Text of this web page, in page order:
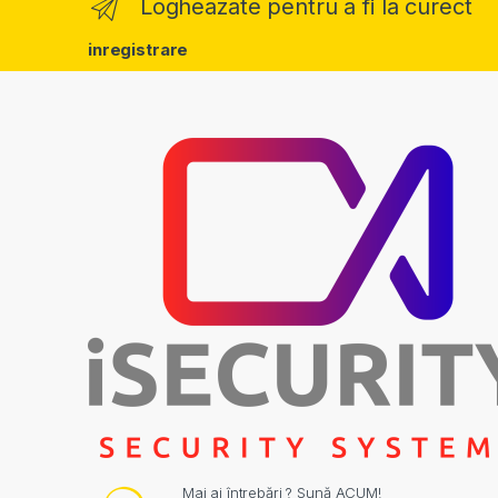
Logheazate pentru a fi la curect
inregistrare
Mai ai întrebări ? Sună ACUM!